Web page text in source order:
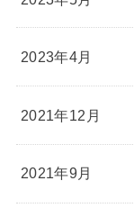
2023年4月
2021年12月
2021年9月